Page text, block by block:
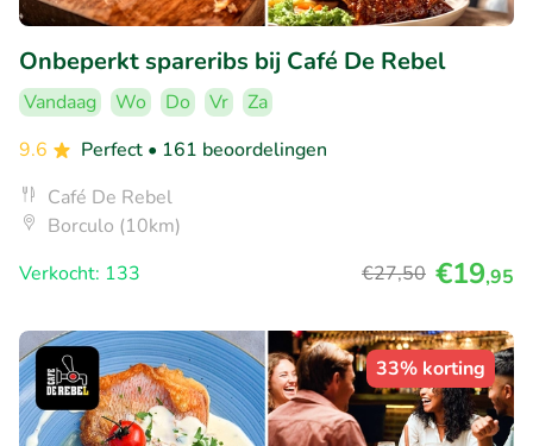
Onbeperkt spareribs bij Café De Rebel
Vandaag Wo Do Vr
Za
9.6
Perfect • 161 beoordelingen
Café De Rebel
Borculo (10km)
Verkocht: 133
€27,50 €19,95
33% korting